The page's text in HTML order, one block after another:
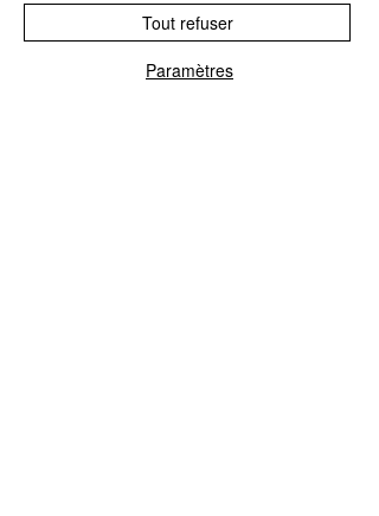
B6
Je N'avais Pas Signe De
ARTICLE 920244T
Paramètres
Tout refuser